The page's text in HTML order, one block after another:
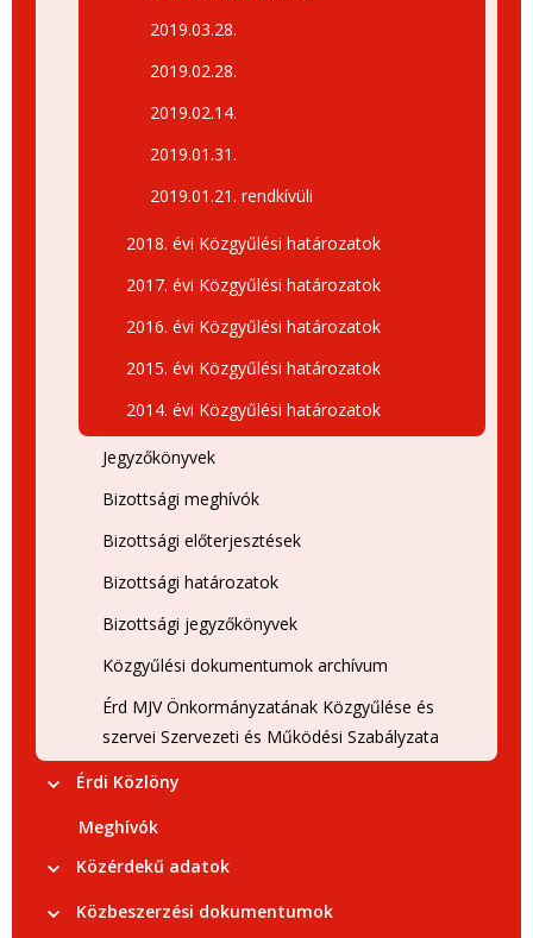
2019.03.28.
2019.02.28.
2019.02.14.
2019.01.31.
2019.01.21. rendkívüli
2018. évi Közgyűlési határozatok
2017. évi Közgyűlési határozatok
2016. évi Közgyűlési határozatok
2015. évi Közgyűlési határozatok
2014. évi Közgyűlési határozatok
Jegyzőkönyvek
Bizottsági meghívók
Bizottsági előterjesztések
Bizottsági határozatok
Bizottsági jegyzőkönyvek
Közgyűlési dokumentumok archívum
Érd MJV Önkormányzatának Közgyűlése és
szervei Szervezeti és Működési Szabályzata
Érdi Közlöny
Meghívók
Közérdekű adatok
Közbeszerzési dokumentumok